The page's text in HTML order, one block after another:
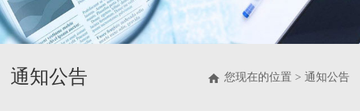
通知公告 您现在的位置 > 通知公告